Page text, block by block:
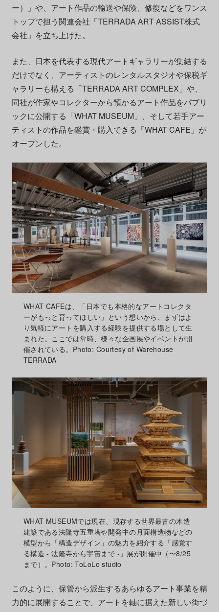
ー）」や、アート作品の輸送や保険、修復などをワンス
トップで担う関連会社「TERRADA ART ASSIST株式
会社」を立ち上げた。
また、日本を代表する現代アートギャラリーが集結する
だけでなく、アーティストのレンタルスタジオや保税ギ
ャラリーも構える「TERRADA ART COMPLEX」や、
同社が作家やコレクターから預かるアート作品をパブリ
ックに公開する「WHAT MUSEUM」、そして若手アー
ティストの作品を鑑賞・購入できる「WHAT CAFE」が
オープンした。
WHAT CAFEは、「日本でも本格的なアートコレクタ
ーがもっと育ってほしい」という想いから、まずはよ
り気軽にアートを購入する経験を提供する場として生
まれた。ここでは常時、様々な企画展やイベントが開
催されている。Photo: Courtesy of Warehouse
TERRADA
WHAT MUSEUMでは現在、現存する世界最古の木造
建築である法隆寺五重塔や開発中の月面構造物などの
模型から「構造デザイン」の魅力を紹介する「感覚す
る構造 - 法隆寺から宇宙まで -」展が開催中（〜8/25
まで）。Photo: ToLoLo studio
このように、保管から派生するあらゆるアート事業を精
力的に展開することで、アートを軸に据えた新しい街づ